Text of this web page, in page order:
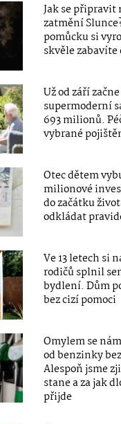
Jak se připravit
zatmění
pomůcku si
skvěle
Už od září
supermoderní
693 milionů.
vybrané
Otec dětem
milionové
do začátku
odkládat
Ve 13 letech si
rodičů splnil
bydlení. Dům
bez cizí pomoci
Omylem se
od benzinky
Alespoň jsme
stane a za jak
přijde